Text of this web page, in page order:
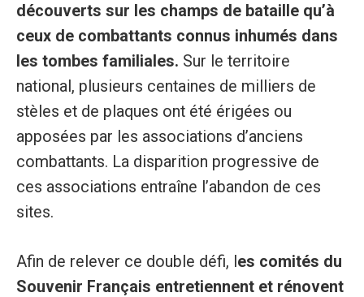
découverts sur les champs de bataille qu’à
ceux de combattants connus inhumés dans
les tombes familiales. Sur le territoire
national, plusieurs centaines de milliers de
stèles et de plaques ont été érigées ou
apposées par les associations d’anciens
combattants. La disparition progressive de
ces associations entraîne l’abandon de ces
sites.
Afin de relever ce double défi, l es comités du
Souvenir Français entretiennent et rénovent